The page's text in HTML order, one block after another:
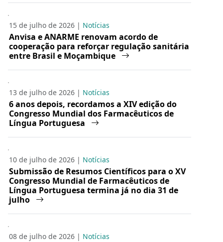
15 de julho de 2026 | Notícias
Anvisa e ANARME renovam acordo de
cooperação para reforçar regulação sanitária
entre Brasil e Moçambique
13 de julho de 2026 | Notícias
6 anos depois, recordamos a XIV edição do
Congresso Mundial dos Farmacêuticos de
Língua Portuguesa
10 de julho de 2026 | Notícias
Submissão de Resumos Científicos para o XV
Congresso Mundial de Farmacêuticos de
Língua Portuguesa termina já no dia 31 de
julho
08 de julho de 2026 | Notícias